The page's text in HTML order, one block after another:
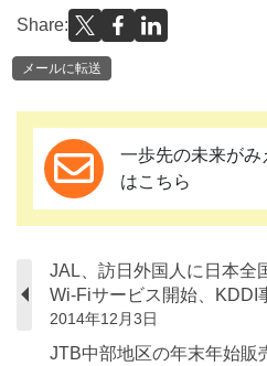
Share:
メールに転送
一歩先の未来が
はこちら
JAL、訪日外国人に日本全
Wi-Fiサービス開始、KDDI
2014年12月3日
JTB中部地区の年末年始販